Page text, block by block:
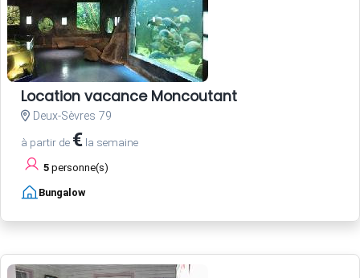
Location vacance Moncoutant
Deux-Sèvres 79
à partir de € la semaine
5 personne(s)
Bungalow